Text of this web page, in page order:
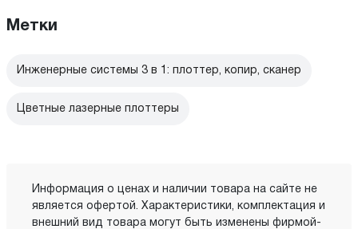
Метки
Инженерные системы 3 в 1: плоттер, копир, сканер
Цветные лазерные плоттеры
Информация о ценах и наличии товара на сайте не
является офертой. Характеристики, комплектация и
внешний вид товара могут быть изменены фирмой-